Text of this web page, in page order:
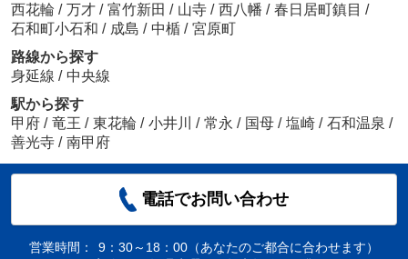
西花輪 / 万才 / 富竹新田 / 山寺 / 西八幡 / 春日居町鎮目 /
石和町小石和 / 成島 / 中楯 / 宮原町
路線から探す
身延線 / 中央線
駅から探す
甲府 / 竜王 / 東花輪 / 小井川 / 常永 / 国母 / 塩崎 / 石和温泉 /
善光寺 / 南甲府
電話でお問い合わせ
営業時間：
9：30～18：00（あなたのご都合に合わせます）